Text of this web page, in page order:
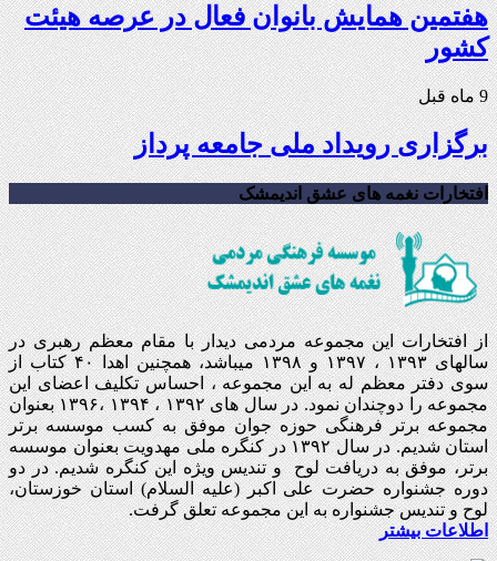
هفتمین همایش بانوان فعال در عرصه‌ هیئت
کشور
9 ماه قبل
برگزاری رویداد ملی جامعه پرداز
افتخارات نغمه های عشق اندیمشک
از افتخارات این مجموعه مردمی دیدار با مقام معظم رهبری در
سالهای ۱۳۹۳ ، ۱۳۹۷ و ۱۳۹۸ میباشد، همچنین اهدا ۴۰ کتاب از
سوی دفتر معظم له به این مجموعه ، احساس تکلیف اعضای این
مجموعه را دوچندان نمود. در سال های ۱۳۹۲ ، ۱۳۹۴ ،۱۳۹۶ بعنوان
مجموعه برتر فرهنگی حوزه جوان موفق به کسب موسسه برتر
استان شدیم. در سال ۱۳۹۲ در کنگره ملی مهدویت بعنوان موسسه
برتر، موفق به دریافت لوح و تندیس ویژه این کنگره شدیم. در دو
دوره جشنواره حضرت علی اکبر (علیه السلام) استان خوزستان،
لوح و تندیس جشنواره به این مجموعه تعلق گرفت.
اطلاعات بیشتر